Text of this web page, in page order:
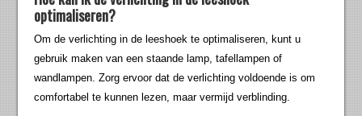
optimaliseren?
Om de verlichting in de leeshoek te optimaliseren, kunt u
gebruik maken van een staande lamp, tafellampen of
wandlampen. Zorg ervoor dat de verlichting voldoende is om
comfortabel te kunnen lezen, maar vermijd verblinding.